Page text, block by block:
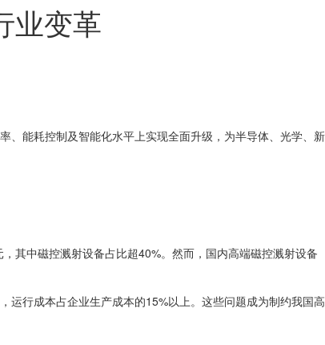
业变革
、能耗控制及智能化水平上实现全面升级，为半导体、光学、新
其中磁控溅射设备占比超40%。然而，国内高端磁控溅射设备
运行成本占企业生产成本的15%以上。这些问题成为制约我国高